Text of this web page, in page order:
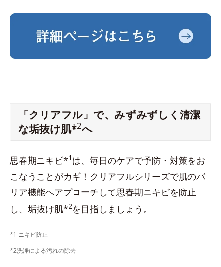
「クリアフル」で、みずみずしく清潔
な垢抜け肌*2へ
思春期ニキビ*1 は、毎日のケアで予防・対策をお
こなうことがカギ！クリアフルシリーズで肌のバ
リア機能へアプローチして思春期ニキビを防止
し、垢抜け肌*2を目指しましょう。
*1 ニキビ防止
*2洗浄による汚れの除去